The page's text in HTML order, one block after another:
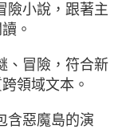
險小說，跟著主
。
、冒險，符合新
領域文本。
含惡魔島的演